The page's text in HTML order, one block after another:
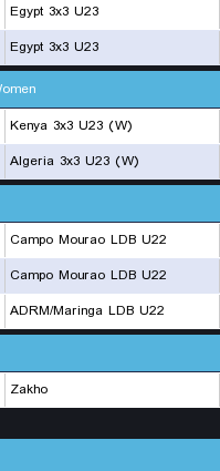
Egypt 3x3 U23
Egypt 3x3 U23
Kenya 3x3 U23 (W)
Algeria 3x3 U23 (W)
Campo Mourao LDB U22
Campo Mourao LDB U22
ADRM/Maringa LDB U22
Zakho